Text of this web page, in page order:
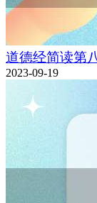
道德经简读第
2023-09-19